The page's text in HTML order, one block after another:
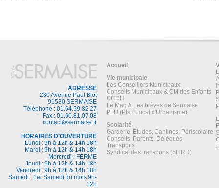
ADRESSE
280 Avenue Paul Blot
91530 SERMAISE
Téléphone : 01.64.59.82.27
Fax : 01.60.81.07.08
contact@sermaise.fr
HORAIRES D’OUVERTURE
Lundi : 9h à 12h & 14h 18h
Mardi : 9h à 12h & 14h 18h
Mercredi : FERME
Jeudi : 9h à 12h & 14h 18h
Vendredi : 9h à 12h & 14h 18h
Samedi : 1er Samedi du mois 9h-
12h
Accueil
Vie municipale
Les Conseillers Municipaux
Conseils Municipaux & CM des Enfants
CCDH
Le Mag & Les brèves de Sermaise
PLU (Plan Local d'Urbanisme)
Scolarité
Garderie, Études, Cantines, Périscolaire
Conseils, Parents, Délégués
Transports
Syndicat des transports (SITRD)